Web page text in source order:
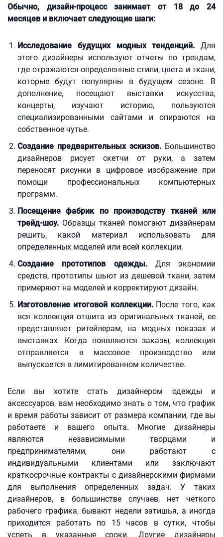
Обычно, дизайн-процесс занимает от 18 до 24
месяцев и включает следующие шаги:
Исследование будущих модных тенденций. Для
этого дизайнеры используют отчеты по трендам,
где отражаются определенные стили, цвета и ткани,
которые будут популярны в будущем сезоне. В
дополнение, посещают выставки искусства,
концерты, изучают историю, пользуются
специализированными сайтами и опираются на
собственное чутье.
Создание предварительных эскизов. Большинство
дизайнеров рисует скетчи от руки, а затем
переносят рисунки в цифровое изображение при
помощи профессиональных компьютерных
программ.
Посещение фабрик по производству тканей или
трейд-шоу. Образцы тканей помогают дизайнерам
решить, какой материал использовать для
определенных моделей или всей коллекции.
Создание прототипов одежды.Для экономии
средств, прототипы шьют из дешевой ткани, затем
примеряют на моделей и корректируют дизайн.
Изготовление итоговой коллекции.После того, как
вся коллекция отшита из оригинальных тканей, ее
представляют ритейлерам, на модных показах и
выставках. Когда появляются заказы, коллекция
отправляется в массовое производство или
выпускается в лимитированном количестве.
Если вы хотите стать дизайнером одежды и
аксессуаров, вам необходимо знать о том, что график
и время работы зависит от размера компании, где вы
работаете и вашего опыта. Многие дизайнеры
являются независимыми творцами и
предпринимателями, они работают с
индивидуальными клиентами или заключают
краткосрочные контракты с дизайнерскими фирмами
для выполнения определенных задач. У таких
дизайнеров, в большинстве случаев, нет четкого
рабочего графика, бывают недели затишья, а иногда
приходится работать по 15 часов в сутки, чтобы
успеть в указанные сроки. Другие дизайнеры